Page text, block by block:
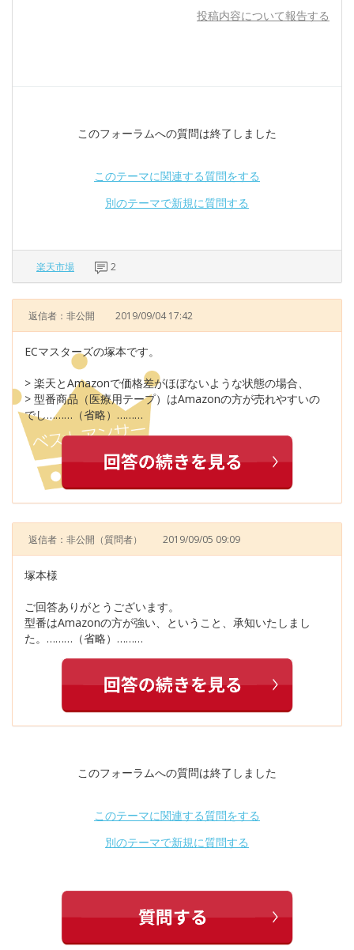
投稿内容について報告する
このフォーラムへの質問は終了しました
このテーマに関連する質問をする
別のテーマで新規に質問する
楽天市場 2
返信者：非公開 2019/09/04 17:42
ECマスターズの塚本です。
> 楽天とAmazonで価格差がほぼないような状態の場合、
> 型番商品（医療用テープ）はAmazonの方が売れやすいの
でし………（省略）………
返信者：非公開 （質問者） 2019/09/05 09:09
塚本様
ご回答ありがとうございます。
型番はAmazonの方が強い、ということ、承知いたしまし
た。………（省略）………
このフォーラムへの質問は終了しました
このテーマに関連する質問をする
別のテーマで新規に質問する